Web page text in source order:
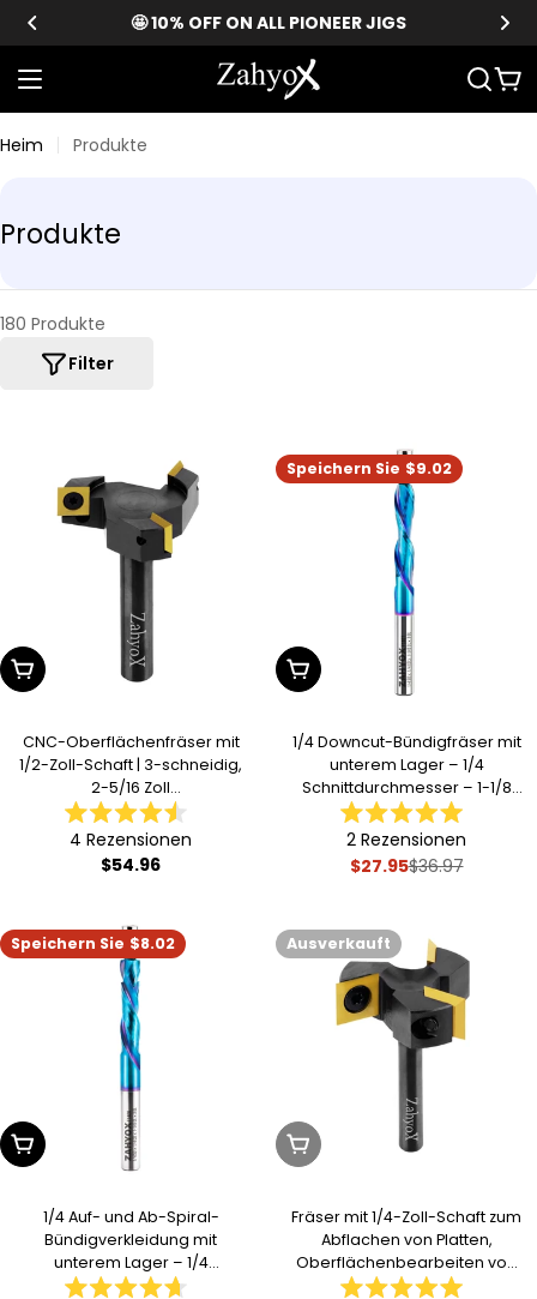
Zum
springen
🤩 10% OFF ON ALL PIONEER JIGS
Heim Produkte
S
m
m
Produkte
180 Produkte
Filter
In Den Warenkorb Legen
CNC-Oberflächenfräser mit
1/2-Zoll-Schaft | 3-schneidig,
2-5/16 Zoll
Schnittdurchmesser |
Hartmetall-Plattenfräser mit
TiN-beschichtetem Einsatz -
C1201T
Mit
4.5
von
4 Rezensionen
Regulärer
$54.96
Speichern Sie $9.02
In Den Warenkorb Legen
1/4 Downcut-Bündigfräser mit
unterem Lager – 1/4
Schnittdurchmesser – 1-1/8
Schnittlänge – 3
Gesamtlänge – F1407
Mit
5.0
von
2 Rezensionen
Verkaufspreis
$27.95Regulärer
$36.97
Speichern Sie $8.02
In Den Warenkorb Legen
1/4 Auf- und Ab-Spiral-
Bündigverkleidung mit
unterem Lager – 1/4
Schnittdurchmesser – 1-1/8
Ausverkauft
Ausverkauft
Fräser mit 1/4-Zoll-Schaft zum
Abflachen von Platten,
Oberflächenbearbeiten von
Spoilboards und Hobeln | 3-